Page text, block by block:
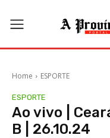
Home ESPORTE
ESPORTE
Ao vivo |
B | 26.10.24